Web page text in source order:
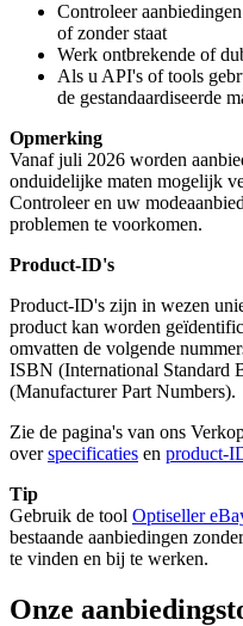
Controleer
of zonder staat
Werk ontbrekende of
Als u API's of tools
de gestandaardiseerde
Opmerking
Vanaf juli 2026 worden
onduidelijke maten mogelijk
Controleer en uw
problemen te voorkomen.
Product-ID's
Product-ID's zijn in wezen
product kan worden
omvatten de volgende
ISBN (International Standard
(Manufacturer Part Numbers).
Zie de pagina's van ons
overspecificaties en product-
Tip
Gebruik de tool Optiseller
bestaande aanbiedingen
te vinden en bij te werken.
Onze